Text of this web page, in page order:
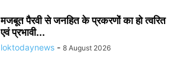
मजबूत पैरवी से जनहित के प्रकरणों का हो त्वरित
एवं प्रभावी...
loktodaynews - 8 August 2026